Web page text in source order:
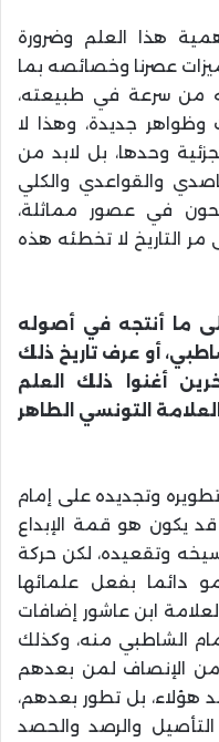
هذا العلم وضرورة
عصرنا وخصائصه بما
من سرعة في طبيعته،
جديدة، وهذا لا
وحدها، بل لابد من
والقواعدي والكلي
في عصور مماثلة،
التاريخ لا تخطئه هذه
ما أنتجه في أصوله
أو عرف تاريخ ذلك
أغنوا ذلك العلم
التونسي الطاهر
وتجديده على إمام
يكون هو قمة الإبداع
وتقعيده، لكن حركة
دائما بفعل علمائها
ابن عاشور إضافات
الشاطبي منه، وكذلك
الإنصاف لمن بعدهم
هؤلاء، بل تطور بعدهم،
والرصد والحصد